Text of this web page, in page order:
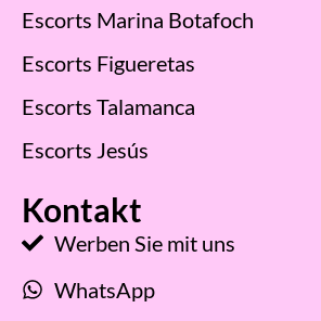
Escorts Marina Botafoch
Escorts Figueretas
Escorts Talamanca
Escorts Jesús
Kontakt
Werben Sie mit uns
WhatsApp